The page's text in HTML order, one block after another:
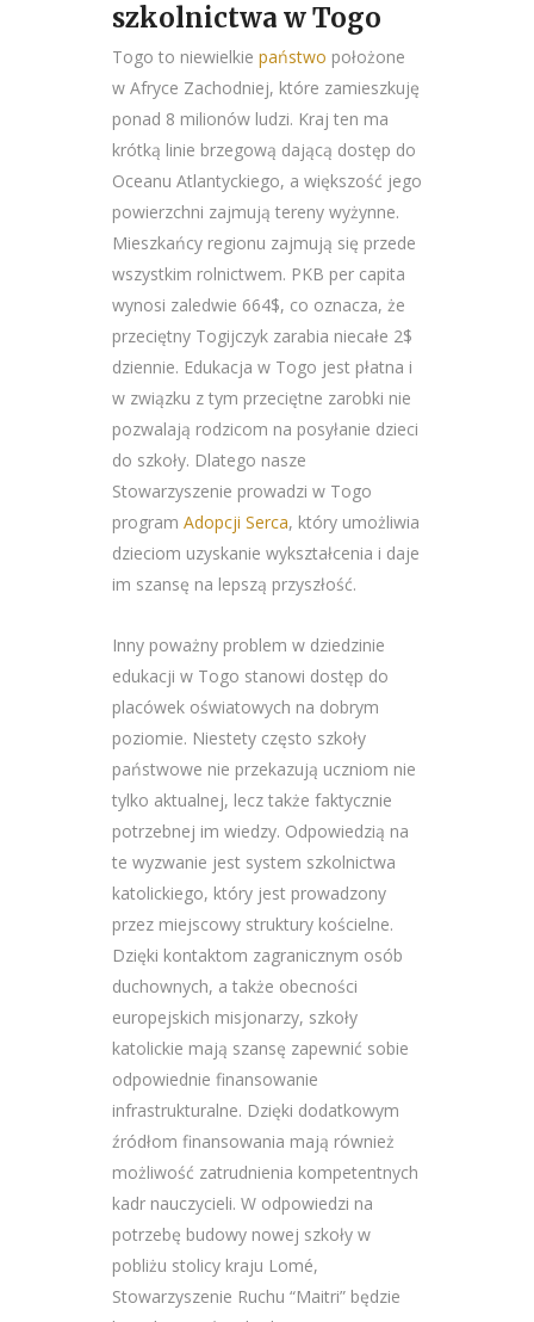
szkolnictwa w Togo
Togo to niewielkie państwo położone
w Afryce Zachodniej, które zamieszkuję
ponad 8 milionów ludzi. Kraj ten ma
krótką linie brzegową dającą dostęp do
Oceanu Atlantyckiego, a większość jego
powierzchni zajmują tereny wyżynne.
Mieszkańcy regionu zajmują się przede
wszystkim rolnictwem. PKB per capita
wynosi zaledwie 664$, co oznacza, że
przeciętny Togijczyk zarabia niecałe 2$
dziennie. Edukacja w Togo jest płatna i
w związku z tym przeciętne zarobki nie
pozwalają rodzicom na posyłanie dzieci
do szkoły. Dlatego nasze
Stowarzyszenie prowadzi w Togo
program Adopcji Serca, który umożliwia
dzieciom uzyskanie wykształcenia i daje
im szansę na lepszą przyszłość.
Inny poważny problem w dziedzinie
edukacji w Togo stanowi dostęp do
placówek oświatowych na dobrym
poziomie. Niestety często szkoły
państwowe nie przekazują uczniom nie
tylko aktualnej, lecz także faktycznie
potrzebnej im wiedzy. Odpowiedzią na
te wyzwanie jest system szkolnictwa
katolickiego, który jest prowadzony
przez miejscowy struktury kościelne.
Dzięki kontaktom zagranicznym osób
duchownych, a także obecności
europejskich misjonarzy, szkoły
katolickie mają szansę zapewnić sobie
odpowiednie finansowanie
infrastrukturalne. Dzięki dodatkowym
źródłom finansowania mają również
możliwość zatrudnienia kompetentnych
kadr nauczycieli. W odpowiedzi na
potrzebę budowy nowej szkoły w
pobliżu stolicy kraju Lomé,
Stowarzyszenie Ruchu “Maitri” będzie